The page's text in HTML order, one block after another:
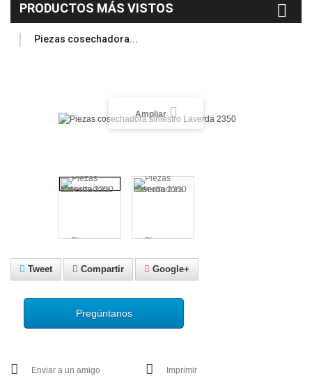
PRODUCTOS MÁS VISTOS
Piezas cosechadora...
Ampliar
Tweet Compartir Google+
Pregúntanos
Enviar a un amigo Imprimir